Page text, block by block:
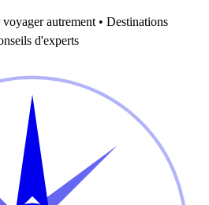
autrement • Destinations
d'experts